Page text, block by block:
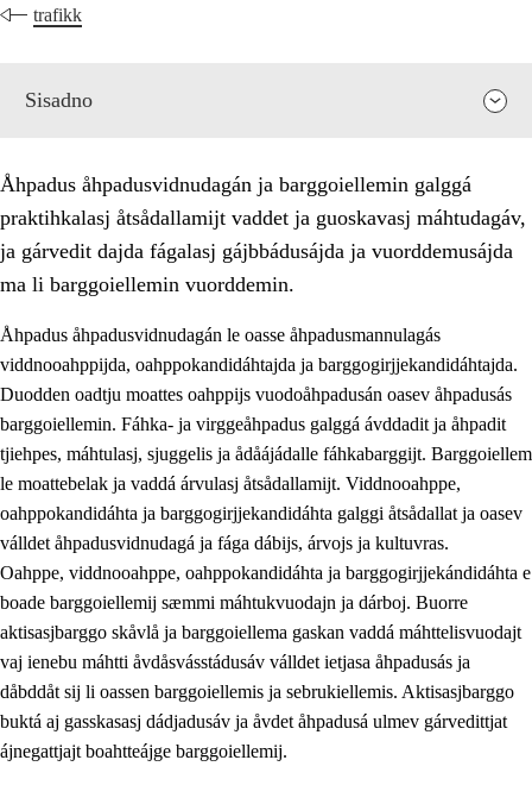
trafikk
Sisadno
3.1 Sebrudahtte oahppambirás
3.2 Åhpadibme ja hiebadum åhpadus
3.3 Aktisasjbarggo sijda ja skåvlå gaskan
3.4 Åhpadus åhpadusvidnudagán ja barggoiellemin
Åhpadus åhpadusvidnudagán ja barggoiellemin galggá
praktihkalasj åtsådallamijt vaddet ja guoskavasj máhtudagáv,
ja gárvedit dajda fágalasj gájbbádusájda ja vuorddemusájda
ma li barggoiellemin vuorddemin.
Åhpadus åhpadusvidnudagán le oasse åhpadusmannulagás
viddnooahppijda, oahppokandidáhtajda ja barggogirjjekandidáhtajda.
Duodden oadtju moattes oahppijs vuodoåhpadusán oasev åhpadusás
barggoiellemin. Fáhka- ja virggeåhpadus galggá ávddadit ja åhpadit
tjiehpes, máhtulasj, sjuggelis ja ådåájádalle fáhkabarggijt. Barggoiellem
le moattebelak ja vaddá árvulasj åtsådallamijt. Viddnooahppe,
oahppokandidáhta ja barggogirjjekandidáhta galggi åtsådallat ja oasev
válldet åhpadusvidnudagá ja fága dábijs, árvojs ja kultuvras.
Oahppe, viddnooahppe, oahppokandidáhta ja barggogirjjekándidáhta e
boade barggoiellemij sæmmi máhtukvuodajn ja dárboj. Buorre
aktisasjbarggo skåvlå ja barggoiellema gaskan vaddá máhttelisvuodajt
vaj ienebu máhtti åvdåsvásstádusáv válldet ietjasa åhpadusás ja
dåbddåt sij li oassen barggoiellemis ja sebrukiellemis. Aktisasjbarggo
buktá aj gasskasasj dádjadusáv ja åvdet åhpadusá ulmev gárvedittjat
ájnegattjajt boahtteájge barggoiellemij.